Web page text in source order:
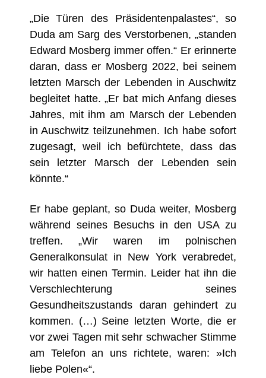
„Die Türen des Präsidentenpalastes“, so
Duda am Sarg des Verstorbenen, „standen
Edward Mosberg immer offen.“ Er erinnerte
daran, dass er Mosberg 2022, bei seinem
letzten Marsch der Lebenden in Auschwitz
begleitet hatte. „Er bat mich Anfang dieses
Jahres, mit ihm am Marsch der Lebenden
in Auschwitz teilzunehmen. Ich habe sofort
zugesagt, weil ich befürchtete, dass das
sein letzter Marsch der Lebenden sein
könnte.“
Er habe geplant, so Duda weiter, Mosberg
während seines Besuchs in den USA zu
treffen. „Wir waren im polnischen
Generalkonsulat in New York verabredet,
wir hatten einen Termin. Leider hat ihn die
Verschlechterung seines
Gesundheitszustands daran gehindert zu
kommen. (…) Seine letzten Worte, die er
vor zwei Tagen mit sehr schwacher Stimme
am Telefon an uns richtete, waren: »Ich
liebe Polen«“.